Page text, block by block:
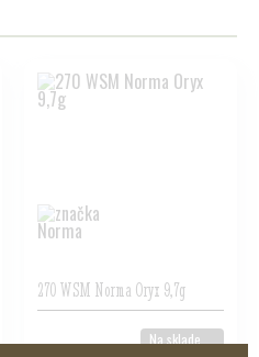
270 WSM Norma Oryx 9,7g
Na sklade